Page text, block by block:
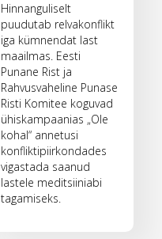
Hinnanguliselt
puudutab relvakonflikt
iga kümnendat last
maailmas. Eesti
Punane Rist ja
Rahvusvaheline Punase
Risti Komitee koguvad
ühiskampaanias „Ole
kohal“ annetusi
konfliktipiirkondades
vigastada saanud
lastele meditsiiniabi
tagamiseks.